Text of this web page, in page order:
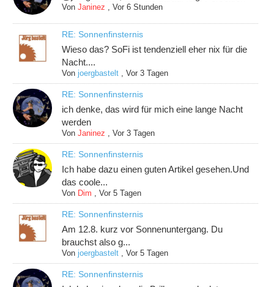
VonJaninez ,Vor 6 Stunden
RE: Sonnenfinsternis
Wieso das? SoFi ist tendenziell eher nix für die
Nacht....
Vonjoergbastelt ,Vor 3 Tagen
RE: Sonnenfinsternis
ich denke, das wird für mich eine lange Nacht
werden
VonJaninez ,Vor 3 Tagen
RE: Sonnenfinsternis
Ich habe dazu einen guten Artikel gesehen.Und
das coole...
Von Dim ,Vor 5 Tagen
RE: Sonnenfinsternis
Am 12.8. kurz vor Sonnenuntergang. Du
brauchst also g...
Vonjoergbastelt ,Vor 5 Tagen
RE: Sonnenfinsternis